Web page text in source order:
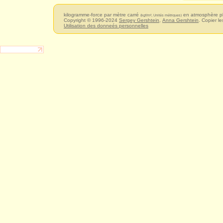
kilogramme-force par mètre carré (kgf/m², Unités métriques) en atmosphère
Copyright © 1996-2024 Sergey Gershtein Anna Gershtein . Copier
Utilisation des donneés personnelles